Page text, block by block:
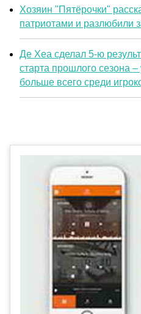
Хозяин "Пятёрочки"
патриотами и разлюбили
Де Хеа сделал 5-ю
старта прошлого сезона
больше всего среди